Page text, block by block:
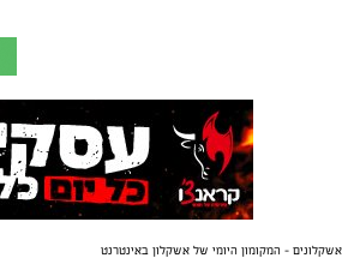
אשקלונים - המקומון היומי של אשקלון באינטרנט